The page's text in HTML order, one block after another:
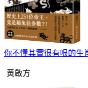
你不懂其實很有哏的生
黃啟方